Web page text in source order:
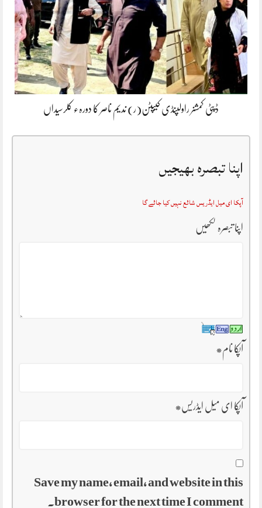
ڈپٹی کمشنر راولپنڈی کیپٹن(ر) ندیم ناصر کا دورہء کلرسیداں
اپنا تبصرہ بھیجیں
آپکا ای میل ایڈریس شائع نہیں کیا جائے گا
اپنا تبصرہ لکھیں
آپکا نام*
آپکا ای میل ایڈریس*
Save my name, email, and website in this
browser for the next time I comment.